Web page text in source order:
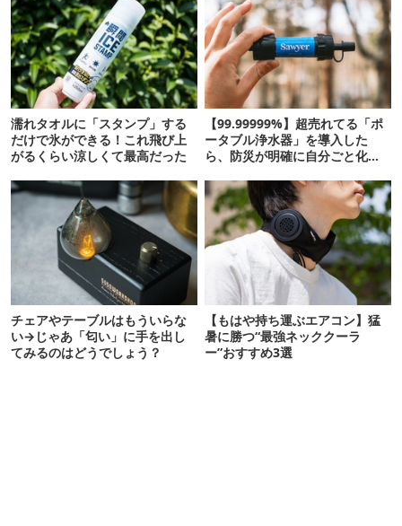
濡れタオルに「スタンプ」する
だけで氷ができる！これ飛び上
がるくらい涼しくて最高だった
【99.99999%】超売れてる「ポ
ータブル浄水器」を導入した
ら、防災が明確に自分ごと化し
チェアやテーブルはもういらな
い→じゃあ「匂い」に手を出し
てみるのはどうでしょう？
【もはや持ち運ぶエアコン】猛
暑に勝つ“最強ネッククーラ
ー”おすすめ3選